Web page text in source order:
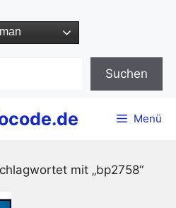
Suchen
Menü
mit „bp2758“